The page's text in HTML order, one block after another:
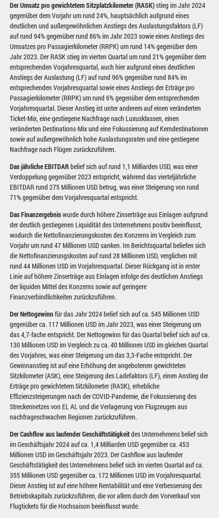
Der Umsatz pro gewichtetem Sitzplatzkilometer (RASK)stieg im Jahr 2024
gegenüber dem Vorjahr um rund 24%, hauptsächlich aufgrund eines
deutlichen und außergewöhnlichen Anstiegs des Auslastungsfaktors (LF)
auf rund 94% gegenüber rund 86% im Jahr 2023 sowie eines Anstiegs des
Umsatzes pro Passagierkilometer (RRPK) um rund 14% gegenüber dem
Jahr 2023. Der RASK stieg im vierten Quartal um rund 21% gegenüber dem
entsprechenden Vorjahresquartal, auch hier aufgrund eines deutlichen
Anstiegs der Auslastung (LF) auf rund 96% gegenüber rund 84% im
entsprechenden Vorjahresquartal sowie eines Anstiegs der Erträge pro
Passagierkilometer (RRPK) um rund 6% gegenüber dem entsprechenden
Vorjahresquartal. Dieser Anstieg ist unter anderem auf einen veränderten
Ticket-Mix, eine gestiegene Nachfrage nach Luxusklassen, einen
veränderten Destinations-Mix und eine Fokussierung auf Kerndestinationen
sowie auf außergewöhnlich hohe Auslastungsraten und eine gestiegene
Nachfrage nach Flügen zurückzuführen.
Das jährliche EBITDARbelief sich auf rund 1,1 Milliarden USD, was einer
Verdoppelung gegenüber 2023 entspricht, während das vierteljährliche
EBITDAR rund 275 Millionen USD betrug, was einer Steigerung von rund
71% gegenüber dem Vorjahresquartal entspricht.
Das Finanzergebniswurde durch höhere Zinserträge aus Einlagen aufgrund
der deutlich gestiegenen Liquidität des Unternehmens positiv beeinflusst,
wodurch die Nettofinanzierungskosten des Konzerns im Vergleich zum
Vorjahr um rund 47 Millionen USD sanken. Im Berichtsquartal beliefen sich
die Nettofinanzierungskosten auf rund 28 Millionen USD, verglichen mit
rund 44 Millionen USD im Vorjahresquartal. Dieser Rückgang ist in erster
Linie auf höhere Zinserträge aus Einlagen infolge des deutlichen Anstiegs
der liquiden Mittel des Konzerns sowie auf geringere
Finanzverbindlichkeiten zurückzuführen.
Der Nettogewinnfür das Jahr 2024 belief sich auf ca. 545 Millionen USD
gegenüber ca. 117 Millionen USD im Jahr 2023, was einer Steigerung um
das 4,7-fache entspricht. Der Nettogewinn für das Quartal belief sich auf ca.
130 Millionen USD im Vergleich zu ca. 40 Millionen USD im gleichen Quartal
des Vorjahres, was einer Steigerung um das 3,3-Fache entspricht. Der
Gewinnanstieg ist auf eine Erhöhung der angebotenen gewichteten
Sitzkilometer (ASK), eine Steigerung des Ladefaktors (LF), einen Anstieg der
Erträge pro gewichtetem Sitzkilometer (RASK), erhebliche
Effizienzsteigerungen nach der COVID-Pandemie, die Fokussierung des
Streckennetzes von EL AL und die Verlagerung von Flugzeugen aus
nachfrageschwachen Regionen zurückzuführen.
Der Cashflow aus laufender Geschäftstätigkeitdes Unternehmens belief sich
im Geschäftsjahr 2024 auf ca. 1,4 Milliarden USD gegenüber ca. 453
Millionen USD im Geschäftsjahr 2023. Der Cashflow aus laufender
Geschäftstätigkeit des Unternehmens belief sich im vierten Quartal auf ca.
355 Millionen USD gegenüber ca. 172 Millionen USD im Vorjahresquartal.
Dieser Anstieg ist auf eine höhere Rentabilität und eine Verbesserung des
Betriebskapitals zurückzuführen, die vor allem durch den Vorverkauf von
Flugtickets für die Hochsaison beeinflusst wurde.